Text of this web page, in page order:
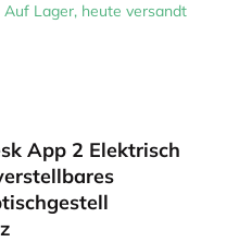
Auf Lager, heute versandt
App 2 Elektrisch